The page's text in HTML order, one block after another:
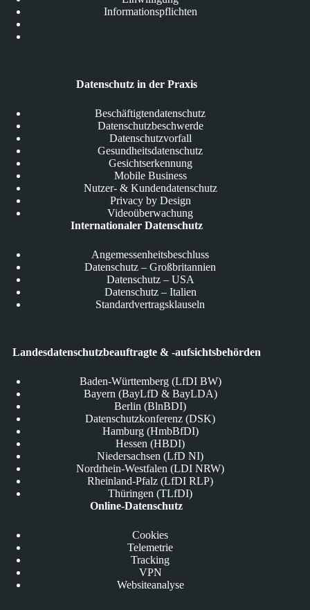
Informationspflichten
Datenschutz in der Praxis
Beschäftigtendatenschutz
Datenschutzbeschwerde
Datenschutzvorfall
Gesundheitsdatenschutz
Gesichtserkennung
Mobile Business
Nutzer- & Kundendatenschutz
Privacy by Design
Videoüberwachung
Internationaler Datenschutz
Angemessenheitsbeschluss
Datenschutz – Großbritannien
Datenschutz – USA
Datenschutz – Italien
Standardvertragsklauseln
Landesdatenschutzbeauftragte & -aufsichtsbehörden
Baden-Württemberg (LfDI BW)
Bayern (BayLfD & BayLDA)
Berlin (BlnBDI)
Datenschutzkonferenz (DSK)
Hamburg (HmbBfDI)
Hessen (HBDI)
Niedersachsen (LfD NI)
Nordrhein-Westfalen (LDI NRW)
Rheinland-Pfalz (LfDI RLP)
Thüringen (TLfDI)
Online-Datenschutz
Cookies
Telemetrie
Tracking
VPN
Websiteanalyse